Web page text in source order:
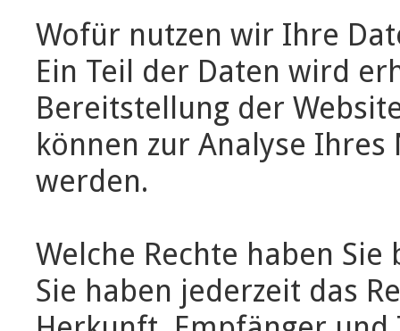
Wofür nutzen wir Ihre
Ein Teil der Daten wird
Bereitstellung der
können zur Analyse
werden.
Welche Rechte haben
Sie haben jederzeit das